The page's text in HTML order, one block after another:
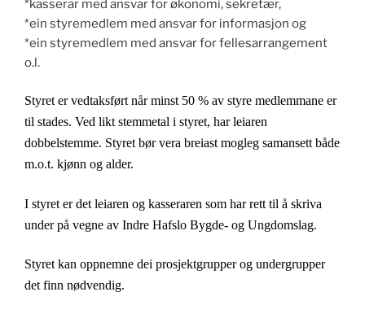
*kasserar med ansvar for økonomi, sekretær,
*ein styremedlem med ansvar for informasjon og
*ein styremedlem med ansvar for fellesarrangement
o.l.
Styret er vedtaksført når minst 50 % av styre medlemmane er
til stades. Ved likt stemmetal i styret, har leiaren
dobbelstemme. Styret bør vera breiast mogleg samansett både
m.o.t. kjønn og alder.
I styret er det leiaren og kasseraren som har rett til å skriva
under på vegne av Indre Hafslo Bygde- og Ungdomslag.
Styret kan oppnemne dei prosjektgrupper og undergrupper
det finn nødvendig.